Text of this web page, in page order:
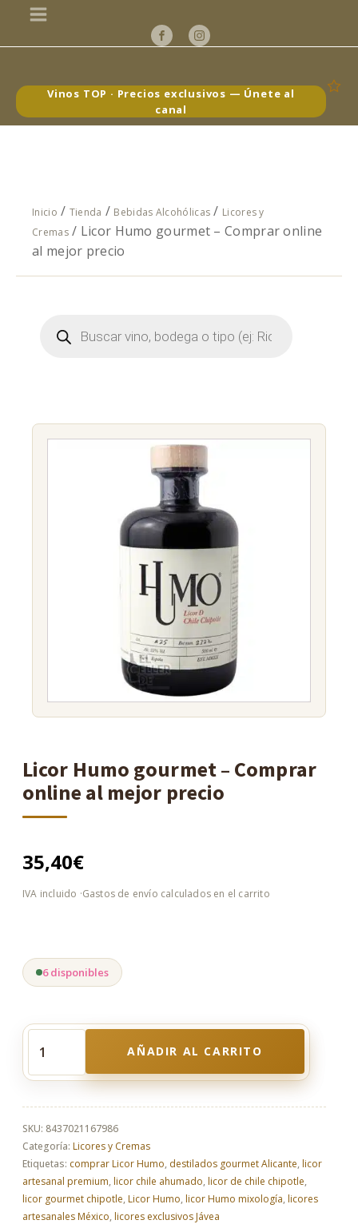
Vinos TOP · Precios exclusivos — Únete al
canal
Inicio / Tienda / Bebidas Alcohólicas / Licores y
Cremas/ Licor Humo gourmet – Comprar online
al mejor precio
Búsqueda
Licor Humo gourmet – Comprar
online al mejor precio
35,40€
6 disponibles
Humo
–
Comprar
online
al
mejor
precio
cantidad
AÑADIR AL CARRITO
SKU: 8437021167986
Categoría: Licores y Cremas
Etiquetas: comprar Licor Humo, destilados gourmet Alicante, licor
artesanal premium, licor chile ahumado, licor de chile chipotle,
licor gourmet chipotle, Licor Humo, licor Humo mixología, licores
artesanales México, licores exclusivos Jávea